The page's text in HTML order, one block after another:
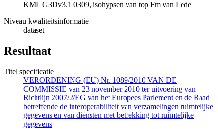
KML G3Dv3.1 0309, isohypsen van top Fm van Lede
Niveau kwaliteitsinformatie
dataset
Resultaat
Titel specificatie
VERORDENING (EU) Nr. 1089/2010 VAN DE
COMMISSIE van 23 november 2010 ter uitvoering van
Richtlijn 2007/2/EG van het Europees Parlement en de Raad
betreffende de interoperabiliteit van verzamelingen ruimtelijke
gegevens en van diensten met betrekking tot ruimtelijke
gegevens